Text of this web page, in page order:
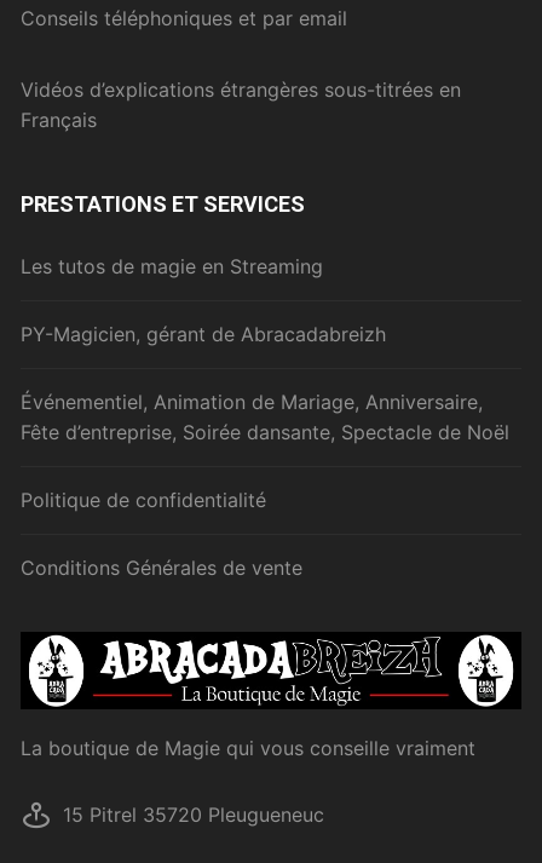
Conseils téléphoniques et par email
Vidéos d’explications étrangères sous-titrées en
Français
PRESTATIONS ET SERVICES
Les tutos de magie en Streaming
PY-Magicien, gérant de Abracadabreizh
Événementiel, Animation de Mariage, Anniversaire,
Fête d’entreprise, Soirée dansante, Spectacle de Noël
Politique de confidentialité
Conditions Générales de vente
La boutique de Magie qui vous conseille vraiment
15 Pitrel 35720 Pleugueneuc